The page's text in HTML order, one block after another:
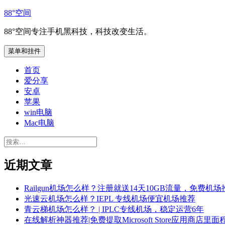
跳
内
容
88°空间
88°空间专注手机黑科技，科技改变生活。
菜单和挂件
首页
爱分享
安卓
苹果
win电脑
Mac电脑
搜
近期文章
Railgun机场怎么样？注册就送14天10GB流量，免费机场
光速云机场怎么样？IEPL 专线机场便宜机场推荐
青云梯机场怎么样？ | IPLC专线机场，稳定运营6年
在线解析神器推荐|免费提取Microsoft Store应用商店里面